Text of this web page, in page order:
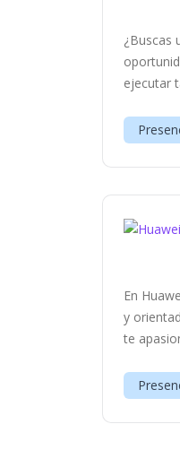
¿Buscas
ejecutar
En
y
te